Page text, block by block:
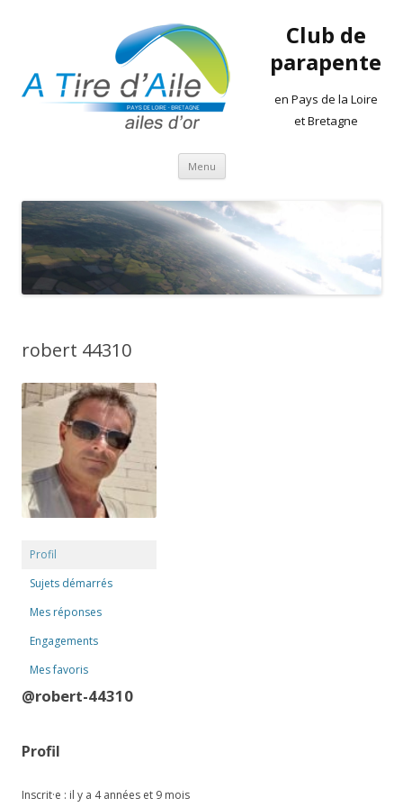
Club de
parapente
en Pays de la Loire
et Bretagne
Menu Aller
contenu
robert 44310
Profil
Sujets démarrés
Mes réponses
Engagements
Mes favoris
@robert-44310
Profil
Inscrit·e : il y a 4 années et 9 mois